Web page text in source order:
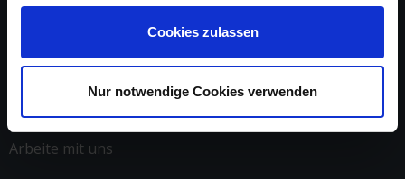
Cookies zulassen
Nur notwendige Cookies verwenden
Arbeite mit uns